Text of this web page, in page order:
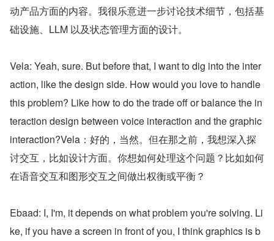
动产品方面的内容。我很乐意进一步讨论技术细节，包括基
础设施、LLM 以及状态管理方面的设计。
Vela: Yeah, sure. But before that, I want to dig into the inter
action, like the design side. How would you love to handle
this problem? Like how to do the trade off or balance the in
teraction design between voice interaction and the graphic
interaction?Vela：好的，当然。但在那之前，我想深入探
讨交互，比如设计方面。你想如何处理这个问题？比如如何
在语音交互和图形交互之间做出权衡或平衡？
Ebaad: I, I'm, it depends on what problem you're solving. Li
ke, if you have a screen in front of you, I think graphics is b